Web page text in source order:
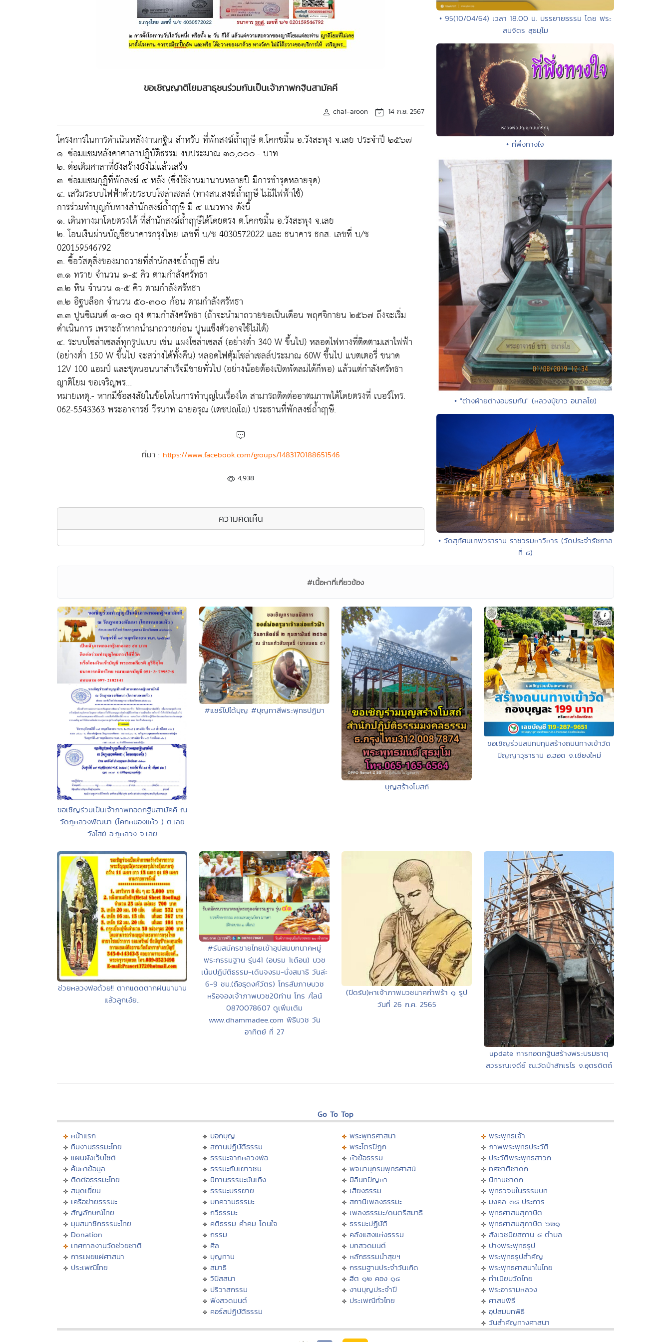
ขอเชิญญาติโยมสาธุชนร่วมกันเป็นเจ้าภาพกฐินสามัคคี
chai-aroon 14 ก.ย. 2567
โครงการในการดำเนินหลังงานกฐิน สำหรับ ที่พักสงฆ์ถ้ำฤาษี ต.โคกขมิ้น อ.วังสะพุง จ.เลย ประจำปี ๒๕๖๗
๑. ซ่อมแซมหลังคาศาลาปฏิบัติธรรม งบประมาณ ๓๐,๐๐๐.- บาท
๒. ต่อเติมศาลาที่ยังสร้างยังไม่แล้วเสร็จ
๓. ซ่อมแซมกุฏิที่พักสงฆ์ ๔ หลัง (ซึ่งใช้งานมานานหลายปี มีการชำรุดหลายจุด)
๔. เสริมระบบไฟฟ้าด้วยระบบโซล่าเซลล์ (ทางสน.สงฆ์ถ้ำฤาษี ไม่มีไฟฟ้าใช้)
การร่วมทำบุญกับทางสำนักสงฆ์ถ้ำฤาษี มี ๔ แนวทาง ดังนี้
๑. เดินทางมาโดยตรงได้ ที่สำนักสงฆ์ถ้ำฤาษีได้โดยตรง ต.โคกขมิ้น อ.วังสะพุง จ.เลย
๒. โอนเงินผ่านบัญชีธนาคารกรุงไทย เลขที่ บ/ช 4030572022 และ ธนาคาร ธกส. เลขที่ บ/ช
020159546792
๓. ซื้อวัสดุสิ่งของมาถวายที่สำนักสงฆ์ถ้ำฤาษี เช่น
๓.๑ ทราย จำนวน ๑-๕ คิว ตามกำลังศรัทธา
๓.๒ หิน จำนวน ๑-๕ คิว ตามกำลังศรัทธา
๓.๒ อิฐบล็อก จำนวน ๕๐-๓๐๐ ก้อน ตามกำลังศรัทธา
๓.๓ ปูนซิเมนต์ ๑-๑๐ ถุง ตามกำลังศรัทธา (ถ้าจะนำมาถวายขอเป็นเดือน พฤศจิกายน ๒๕๖๗ ถึงจะเริ่ม
ดำเนินการ เพราะถ้าหากนำมาถวายก่อน ปูนแข็งตัวอาจใช้ไม่ได้)
๔. ระบบโซล่าเซลล์ทุกรูปแบบ เช่น แผงโซล่าเซลล์ (อย่างต่ำ 340 W ขึ้นไป) หลอดไฟทางที่ติดตามเสาไฟฟ้า
(อย่างต่ำ 150 W ขึ้นไป จะสว่างได้ทั้งคืน) หลอดไฟตุ้มโซล่าเซลล์ประมาณ 60W ขึ้นไป แบตเตอรี่ ขนาด
12V 100 แอมป์ และชุดนอนนาสำเร็จมีขายทั่วไป (อย่างน้อยต้องเปิดพัดลมได้ก็พอ) แล้วแต่กำลังศรัทธา
ญาติโยม ขอเจริญพร…
หมายเหตุ.- หากมีข้อสงสัยในข้อใดในการทำบุญในเรื่องใด สามารถติดต่ออาตมภาพได้โดยตรงที่ เบอร์โทร.
062-5543363 พระอาจารย์ วีรนาท ฉายอรุณ (เตชปญฺโ) ประธานที่พักสงฆ์ถ้ำฤาษี.
ที่มา : https://www.facebook.com/groups/1483170188651546
4,938
ความคิดเห็น
• 95(10/04/64) เวลา 18.00 น. บรรยายธรรม โดย พระ
สมจิตร สุธมฺโม
• ที่พึ่งทางใจ
• "ต่างฝ่ายต่างอบรมกัน" (หลวงปู่ขาว อนาลโย)
• วัดสุทัศนเทพวราราม ราชวรมหาวิหาร (วัดประจำรัชกาล
ที่ ๘)
#เนื้อหาที่เกี่ยวข้อง
ขอเชิญร่วมเป็นเจ้าภาพทอดกฐินสามัคคี ณ
วัดภูหลวงพัฒนา (โคกหนองแห้ว ) ต.เลย
วังไสย์ อ.ภูหลวง จ.เลย
#แชร์ไปได้บุญ #บุญทาสีพระพุทธปฏิมา
บุญสร้างโบสถ์
ขอเชิญร่วมสมทบทุนสร้างถนนทางเข้าวัด
ปัญญาวุธาราม อ.ฮอด จ.เชียงใหม่
ช่วยหลวงพ่อด้วย!! ตากแดดตากฝนมานาน
แล้วลูกเอ๋ย..
#รับสมัครชายไทยเข้าอุปสมบทนาคหมู่
พระกรรมฐาน รุ่น41 (อบรม 1เดือน) บวช
เน้นปฏิบัติธรรม-เดินจงรม-นั่งสมาธิ วันล่ะ
6-9 ชม.(ถือธุดงค์วัตร) โทรสัมภาษบวช
หรือจองเจ้าภาพบวช20ท่าน โทร /ไลน์
0870078607 ดูเพิ่มเติม
www.dhammadee.com พิธีบวช วัน
อาทิตย์ ที่ 27
(ปิดรับ)หาเจ้าภาพบวชนาคกำพร้า ๑ รูป
วันที่ 26 ก.ค. 2565
update การทอดกฐินสร้างพระบรมธาตุ
สวรรณเจดีย์ ณ.วัดป่าสักเรไร จ.อุตรดิตถ์
Go To Top
หน้าแรก
ทีมงานธรรมะไทย
แผนผังเว็บไซต์
ค้นหาข้อมูล
ติดต่อธรรมะไทย
สมุดเยี่ยม
เครือข่ายธรรมะ
สัญลักษณ์ไทย
มุมสมาชิกธรรมะไทย
Donation
เทศกาลงานวัดช่วยชาติ
การเผยแผ่ศาสนา
ประเพณีไทย
บอกบุญ
สถานปฏิบัติธรรม
ธรรมะจากหลวงพ่อ
ธรรมะกับเยาวชน
นิทานธรรมะบันเทิง
ธรรมะบรรยาย
บทความธรรมะ
กวีธรรมะ
คติธรรม คำคม โดนใจ
กรรม
ศีล
บุญทาน
สมาธิ
วิปัสสนา
ปริวาสกรรม
ฟังสวดมนต์
คอร์สปฏิบัติธรรม
พระพุทธศาสนา
พระไตรปิฏก
หัวข้อธรรม
พจนานุกรมพุทธศาสน์
มิลินทปัญหา
เสียงธรรม
สถานีเพลงธรรมะ
เพลงธรรมะ/ดนตรีสมาธิ
ธรรมะปฏิบัติ
คลังแสงแห่งธรรม
บทสวดมนต์
หลักธรรมนำสุขฯ
กรรมฐานประจำวันเกิด
ฮีต ๑๒ คอง ๑๔
งานบุญประจำปี
ประเพณีทั่วไทย
พระพุทธเจ้า
ภาพพระพุทธประวัติ
ประวัติพระพุทธสาวก
ทศชาติชาดก
นิทานชาดก
พุทธวจนในธรรมบท
มงคล ๓๘ ประการ
พุทธศาสนสุภาษิต
พุทธศาสนสุภาษิต ๖๒๑
สังเวชนียสถาน ๔ ตำบล
ปางพระพุทธรูป
พระพุทธรูปสำคัญ
พระพุทธศาสนาในไทย
ทำเนียบวัดไทย
พระอารามหลวง
ศาสนพิธี
อุปสมบทพิธี
วันสำคัญทางศาสนา